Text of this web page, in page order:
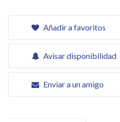
Añadir a favoritos
Avisar disponibilidad
Enviar a un amigo